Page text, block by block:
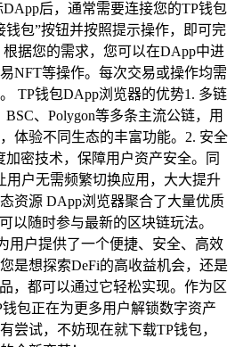
后，通常需要连接您的TP钱包
钱包”按钮并按照提示操作，即可完
据您的需求，您可以在DApp中进
NFT等操作。每次交易或操作均需
TP钱包DApp浏览器的优势1. 多链
、Polygon等多条主流公链，用
体验不同生态的丰富功能。2. 安全
密技术，保障用户资产安全。同
用户无需频繁切换应用，大大提升
资源 DApp浏览器聚合了大量优质
以随时参与最新的区块链玩法。
用户提供了一个便捷、安全、高效
是想探索DeFi的高收益机会，还是
，都可以通过它轻松实现。作为区
包正在为更多用户解锁数字资产
尝试，不妨现在就下载TP钱包，